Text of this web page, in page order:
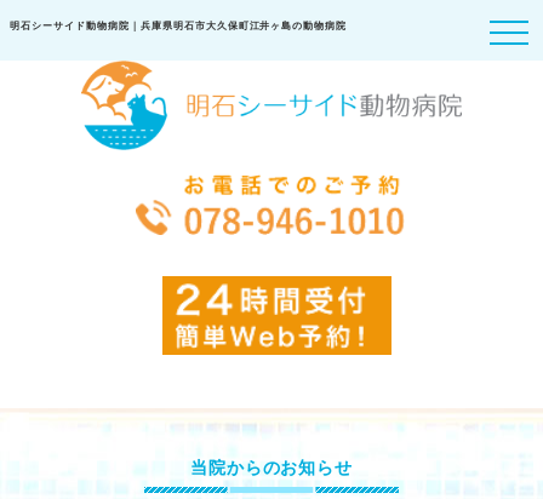
明石シーサイド動物病院｜兵庫県明石市大久保町江井ヶ島の動物病院
当院からのお知らせ